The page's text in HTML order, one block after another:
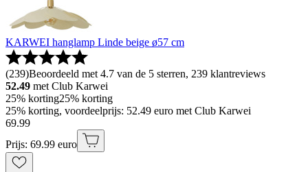
KARWEI hanglamp Linde beige ø57 cm
(239)Beoordeeld met 4.7 van de 5 sterren, 239 klantreviews
52.49 met Club Karwei
25% korting25% korting
25% korting, voordeelprijs: 52.49 euro met Club Karwei
69.99
Prijs: 69.99 euro